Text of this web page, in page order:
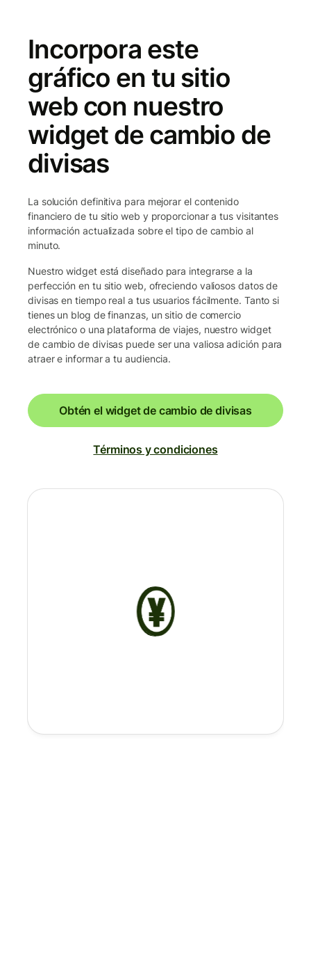
Incorpora este
gráfico en tu sitio
web con nuestro
widget de cambio de
divisas
La solución definitiva para mejorar el contenido
financiero de tu sitio web y proporcionar a tus visitantes
información actualizada sobre el tipo de cambio al
minuto.
Nuestro widget está diseñado para integrarse a la
perfección en tu sitio web, ofreciendo valiosos datos de
divisas en tiempo real a tus usuarios fácilmente. Tanto si
tienes un blog de finanzas, un sitio de comercio
electrónico o una plataforma de viajes, nuestro widget
de cambio de divisas puede ser una valiosa adición para
atraer e informar a tu audiencia.
Obtén el widget de cambio de divisas
Términos y condiciones